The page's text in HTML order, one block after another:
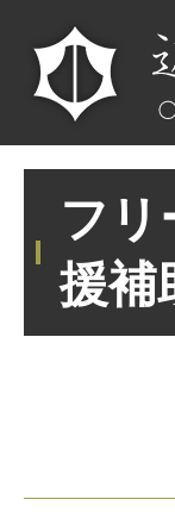
フリ
援補